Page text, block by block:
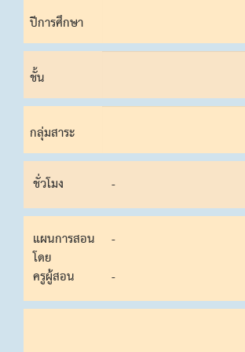
ปีการศึกษา
ชั้น
กลุ่มสาระ
ชั่วโมง -
แผนการสอน
โดย
-
ครูผู้สอน
-